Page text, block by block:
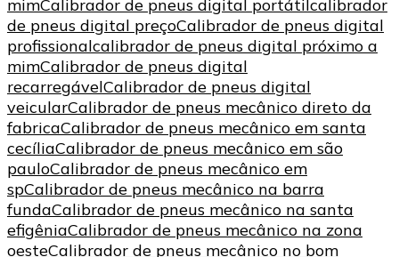
mimCalibrador de pneus digital portátilcalibrador
de pneus digital preçoCalibrador de pneus digital
profissionalcalibrador de pneus digital próximo a
mimCalibrador de pneus digital
recarregávelCalibrador de pneus digital
veicularCalibrador de pneus mecânico direto da
fabricaCalibrador de pneus mecânico em santa
cecíliaCalibrador de pneus mecânico em são
pauloCalibrador de pneus mecânico em
spCalibrador de pneus mecânico na barra
fundaCalibrador de pneus mecânico na santa
efigêniaCalibrador de pneus mecânico na zona
oesteCalibrador de pneus mecânico no bom